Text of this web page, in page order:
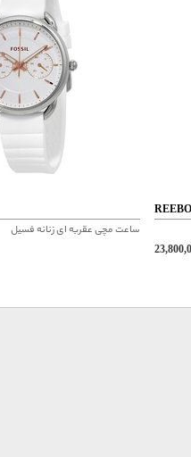
: 39*18
قاب : 8
: 12
: 51.9
ساعت مچی عقربه ای زنانه فسیل